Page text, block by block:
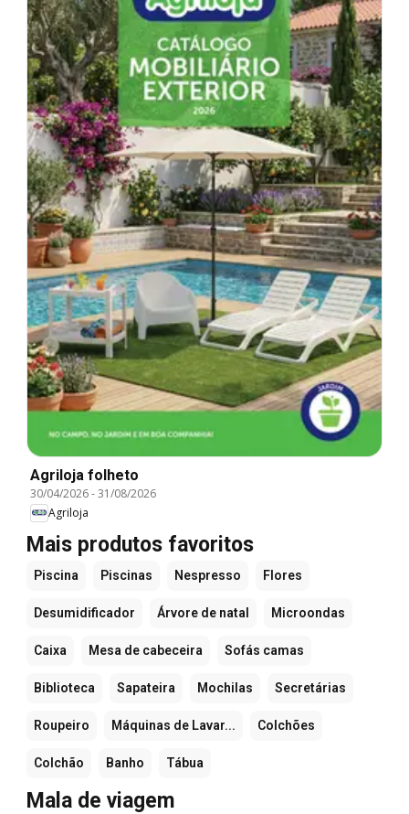
Agriloja folheto
30/04/2026-31/08/2026
Agriloja
Mais produtos favoritos
Piscina Piscinas Nespresso Flores
Desumidificador Árvore de natal Microondas
Caixa Mesa de cabeceira Sofás camas
Biblioteca Sapateira Mochilas Secretárias
Roupeiro Máquinas de Lavar... Colchões
Colchão Banho Tábua
Mala de viagem